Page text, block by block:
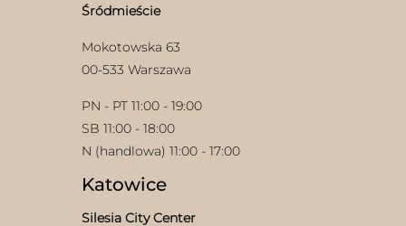
produktu
Śródmieście
Mokotowska 63
00-533 Warszawa
PN - PT 11:00 - 19:00
SB 11:00 - 18:00
N (handlowa) 11:00 - 17:00
Katowice
Silesia City Center